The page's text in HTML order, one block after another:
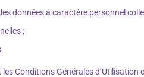
données à caractère personnel
;
Conditions Générales